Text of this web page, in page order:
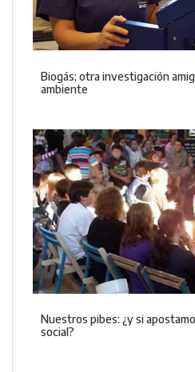
Biogás; otra investigación
ambiente
Nuestros pibes: ¿y si
social?